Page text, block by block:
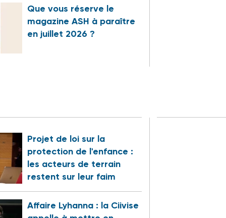
Que vous réserve le
magazine ASH à paraître
en juillet 2026 ?
Projet de loi sur la
protection de l'enfance :
les acteurs de terrain
restent sur leur faim
Affaire Lyhanna : la Ciivise